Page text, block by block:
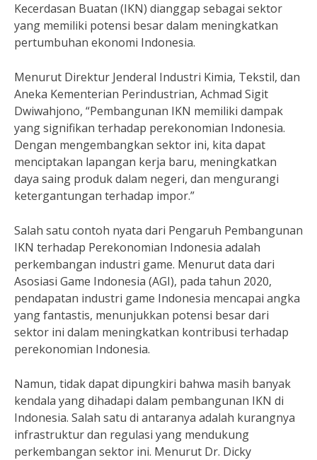
Kecerdasan Buatan (IKN) dianggap sebagai sektor
yang memiliki potensi besar dalam meningkatkan
pertumbuhan ekonomi Indonesia.
Menurut Direktur Jenderal Industri Kimia, Tekstil, dan
Aneka Kementerian Perindustrian, Achmad Sigit
Dwiwahjono, “Pembangunan IKN memiliki dampak
yang signifikan terhadap perekonomian Indonesia.
Dengan mengembangkan sektor ini, kita dapat
menciptakan lapangan kerja baru, meningkatkan
daya saing produk dalam negeri, dan mengurangi
ketergantungan terhadap impor.”
Salah satu contoh nyata dari Pengaruh Pembangunan
IKN terhadap Perekonomian Indonesia adalah
perkembangan industri game. Menurut data dari
Asosiasi Game Indonesia (AGI), pada tahun 2020,
pendapatan industri game Indonesia mencapai angka
yang fantastis, menunjukkan potensi besar dari
sektor ini dalam meningkatkan kontribusi terhadap
perekonomian Indonesia.
Namun, tidak dapat dipungkiri bahwa masih banyak
kendala yang dihadapi dalam pembangunan IKN di
Indonesia. Salah satu di antaranya adalah kurangnya
infrastruktur dan regulasi yang mendukung
perkembangan sektor ini. Menurut Dr. Dicky